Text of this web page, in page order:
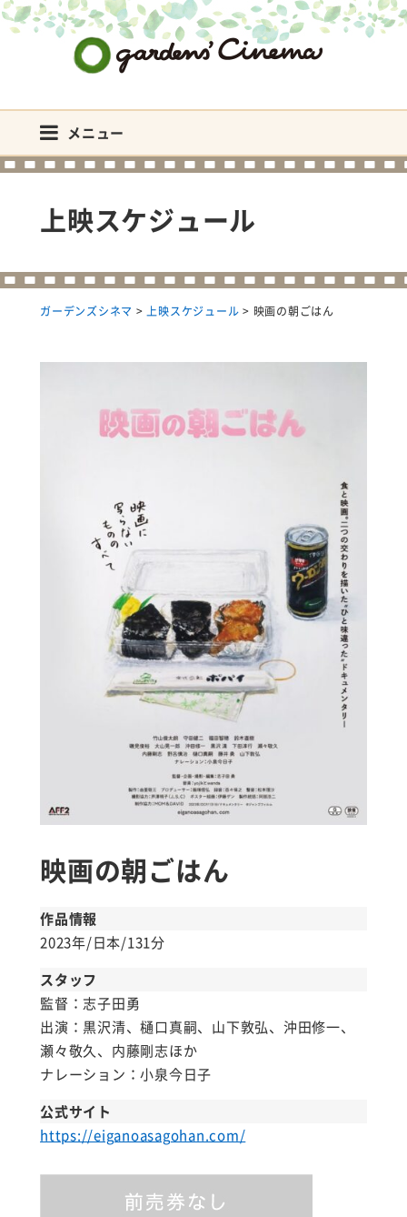
メニュー
上映スケジュール
ガーデンズシネマ >上映スケジュール > 映画の朝ごはん
映画の朝ごはん
作品情報
2023年/日本/131分
スタッフ
監督：志子田勇
出演：黒沢清、樋口真嗣、山下敦弘、沖田修一、
瀬々敬久、内藤剛志ほか
ナレーション：小泉今日子
公式サイト
https://eiganoasagohan.com/